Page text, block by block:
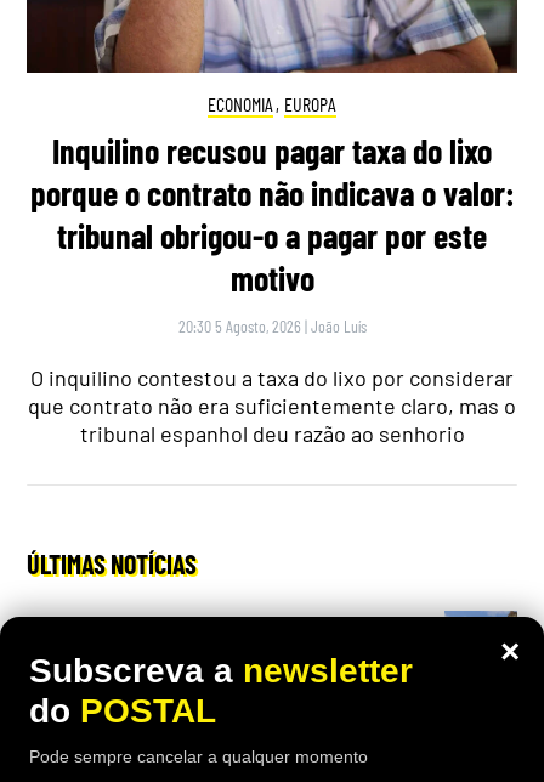
ECONOMIA , EUROPA
Inquilino recusou pagar taxa do lixo
porque o contrato não indicava o valor:
tribunal obrigou-o a pagar por este
motivo
20:30 5 Agosto, 2026 |João Luís
O inquilino contestou a taxa do lixo por considerar
que contrato não era suficientemente claro, mas o
tribunal espanhol deu razão ao senhorio
ÚLTIMAS NOTÍCIAS
Americanos rendem-se a ilha portuguesa com “praia
dourada” de nove quilómetros que já foi eleita a melhor
do mundo como destino de bem-estar
depressão vai ‘castigar’ esta região
×
Subscreva a newsletter
do POSTAL
Pode sempre cancelar a qualquer momento